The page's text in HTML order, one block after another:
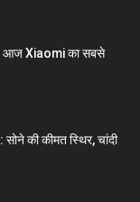
आज Xiaomi का सबसे
की कीमत स्थिर, चांदी